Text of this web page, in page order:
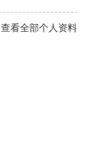
查看全部个人资料